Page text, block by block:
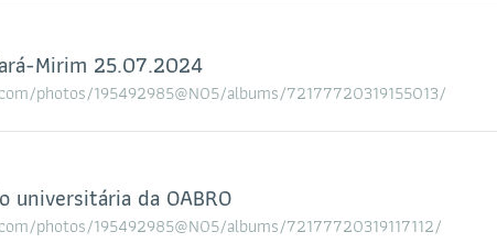
Mirim 25.07.2024
photos/195492985@N05/albums/72177720319155013/
universitária da OABRO
photos/195492985@N05/albums/72177720319117112/